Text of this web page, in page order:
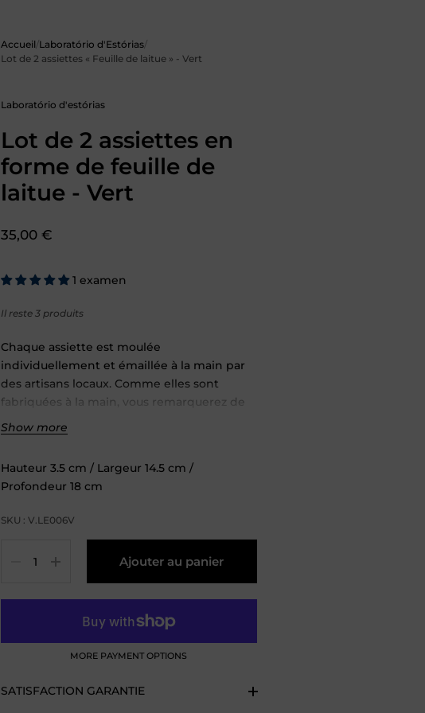
Accueil/Laboratório d'Estórias/
Lot de 2 assiettes « Feuille de laitue » - Vert
Laboratório d'estórias
Lot de 2 assiettes en
forme de feuille de
laitue - Vert
Prix :
35,00 €
1 examen
Il reste 3 produits
Chaque assiette est moulée
individuellement et émaillée à la main par
des artisans locaux. Comme elles sont
fabriquées à la main, vous remarquerez de
légères variations au niveau de l'émail et de
la texture, ce qui fait de chaque service une
Cette pièce est lavable en machine et peut
Show more
Hauteur 3.5 cm / Largeur 14.5 cm /
Profondeur 18 cm
SKU : V.LE006V
Ajouter au panier
MORE PAYMENT OPTIONS
SATISFACTION GARANTIE